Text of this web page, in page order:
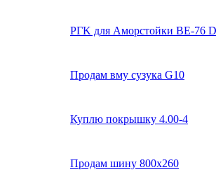
РГK для Аморстойки BE-76
Продам вму сузука G10
Куплю покрышку 4.00-4
Продам шину 800х260